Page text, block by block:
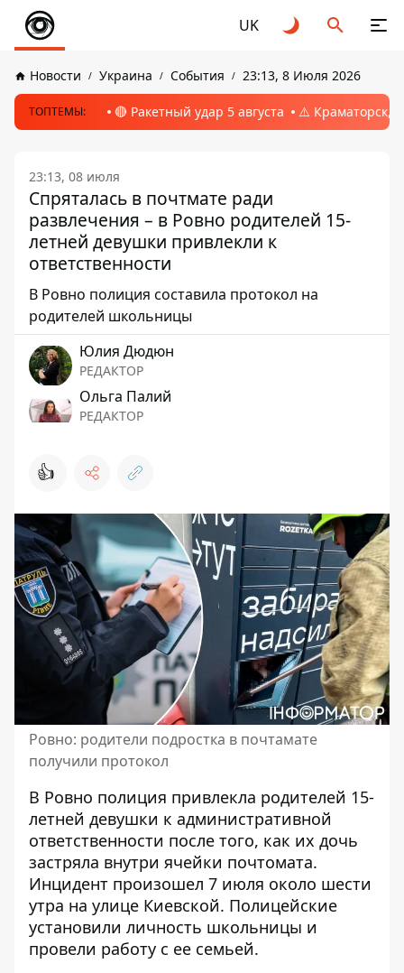
UK
Новости Украина События 23:13, 8 Июля 2026
ТОПТЕМЫ: 🔴 Ракетный удар 5 августа ⚠️ Краматорск,
23:13, 08 июля
Спряталась в почтмате ради
развлечения – в Ровно родителей 15-
летней девушки привлекли к
ответственности
В Ровно полиция составила протокол на
родителей школьницы
Юлия Дюдюн
РЕДАКТОР
Ольга Палий
РЕДАКТОР
👍
Ровно: родители подростка в почтамате
получили протокол
В Ровно полиция привлекла родителей 15-
летней девушки к административной
ответственности после того, как их дочь
застряла внутри ячейки почтомата.
Инцидент произошел 7 июля около шести
утра на улице Киевской. Полицейские
установили личность школьницы и
провели работу с ее семьей.